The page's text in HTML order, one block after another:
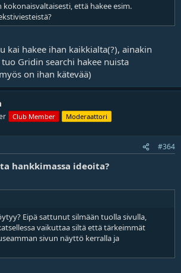
kokonaisvaltaisesti, että hakee esim.
kai hakee ihan kaikkialta(?), ainakin
Gridin searchi hakee nuista
on ihan kätevää)
Club Member Moderaattori
#364
hankkimassa ideoita?
Eipä sattunut silmään tuolla sivulla,
vaikuttaa siltä että tärkeimmät
sivun näyttö kerralla ja